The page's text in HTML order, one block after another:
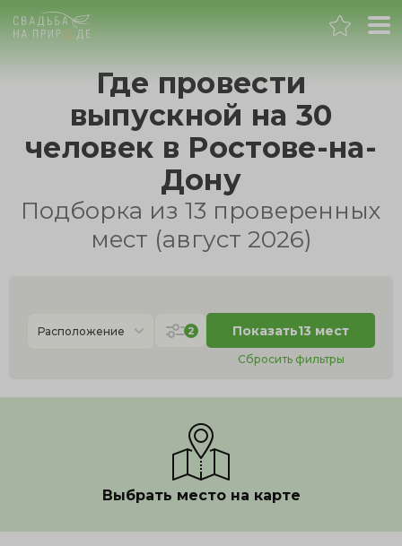
Ростов-на-Дону
Свадьба
День рождения
Где провести
выпускной на 30
человек в Ростове-на-
Дону
Подборка из 13 проверенных
мест (август 2026)
Расположение 2 Показать13 мест
Сбросить фильтры
Выбрать место на карте